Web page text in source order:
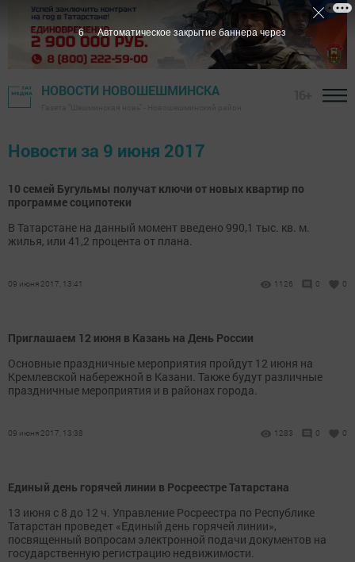
НОВОСТИ НОВОШЕШМИНСКА
Новости за 9 июня 2017
10 семей Бугульмы получат ключи от новых квартир по
программе соципотеки
В Татарстане на данный момент введено 990,1 тыс. кв. м.
жилья, или 41,2 процента от плана.
09 июня 2017, 13:41 1126 0 0
Приглашаем 12 июня в Казань на День России
Основные праздничные мероприятия пройдут 12 июня на
Кремлевской набережной в Казани. Также будут различные
праздничные мероприятия и в районах города.
09 июня 2017, 13:38 1283 0 0
Единый день горячей линии в Росреестре Татарстана
13 июня с 8 до 12 ч. Управление Росреестра по Республике
Татарстан проведет «Единый день горячей линии»,
посвященный вопросам электронной подачи документов на
государственную регистрацию недвижимости.
5 Автоматическое закрытие баннера через